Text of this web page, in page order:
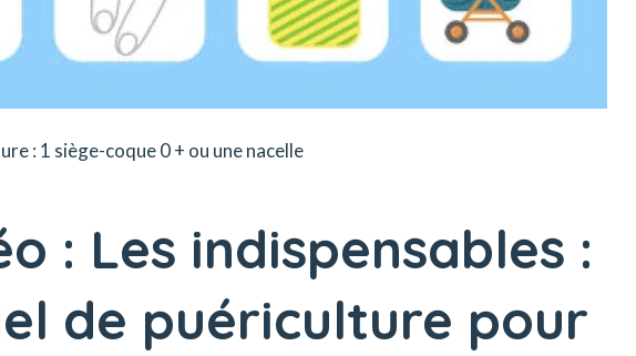
: 1 siège-coque 0 + ou une nacelle
: Les indispensables :
de puériculture pour